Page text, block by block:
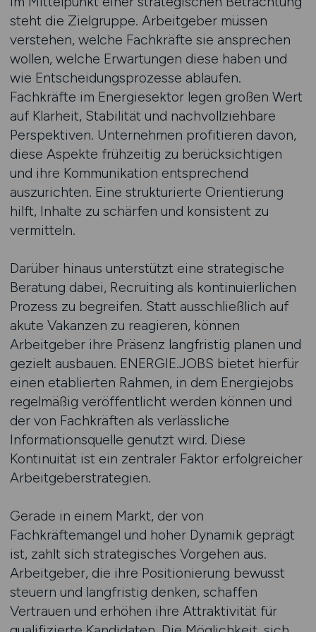
steht die Zielgruppe. Arbeitgeber müssen
verstehen, welche Fachkräfte sie ansprechen
wollen, welche Erwartungen diese haben und
wie Entscheidungsprozesse ablaufen.
Fachkräfte im Energiesektor legen großen Wert
auf Klarheit, Stabilität und nachvollziehbare
Perspektiven. Unternehmen profitieren davon,
diese Aspekte frühzeitig zu berücksichtigen
und ihre Kommunikation entsprechend
auszurichten. Eine strukturierte Orientierung
hilft, Inhalte zu schärfen und konsistent zu
vermitteln.
Darüber hinaus unterstützt eine strategische
Beratung dabei, Recruiting als kontinuierlichen
Prozess zu begreifen. Statt ausschließlich auf
akute Vakanzen zu reagieren, können
Arbeitgeber ihre Präsenz langfristig planen und
gezielt ausbauen. ENERGIE.JOBS bietet hierfür
einen etablierten Rahmen, in dem Energiejobs
regelmäßig veröffentlicht werden können und
der von Fachkräften als verlässliche
Informationsquelle genutzt wird. Diese
Kontinuität ist ein zentraler Faktor erfolgreicher
Arbeitgeberstrategien.
Gerade in einem Markt, der von
Fachkräftemangel und hoher Dynamik geprägt
ist, zahlt sich strategisches Vorgehen aus.
Arbeitgeber, die ihre Positionierung bewusst
steuern und langfristig denken, schaffen
Vertrauen und erhöhen ihre Attraktivität für